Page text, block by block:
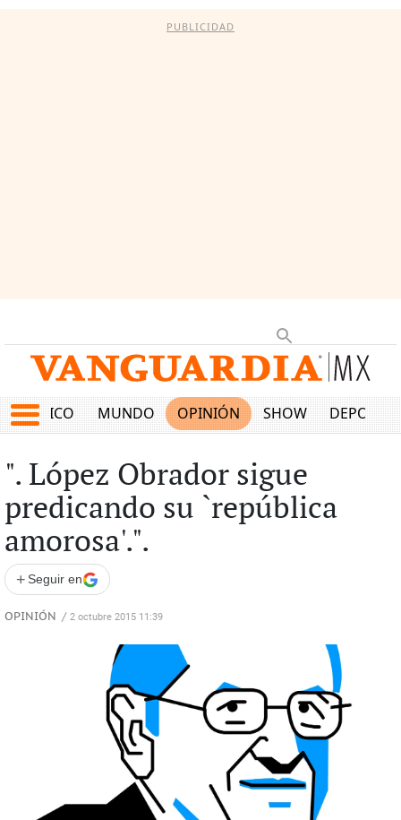
PUBLICIDAD
MÉXICO MUNDO OPINIÓN SHOW
". López Obrador sigue
predicando su `república
amorosa'.".
+ Seguir en
OPINIÓN / 2 octubre 2015 11:39